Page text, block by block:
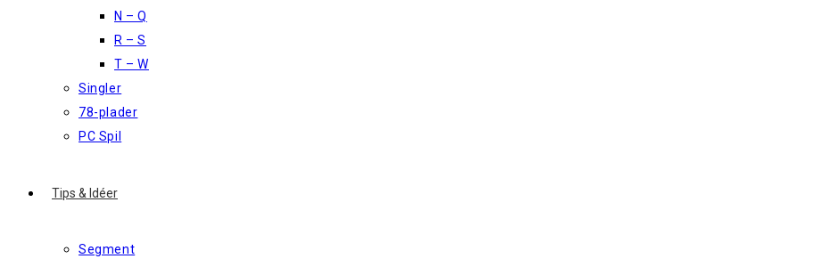
N – Q
R – S
T – W
Singler
78-plader
PC Spil
Tips & Idéer
Segment